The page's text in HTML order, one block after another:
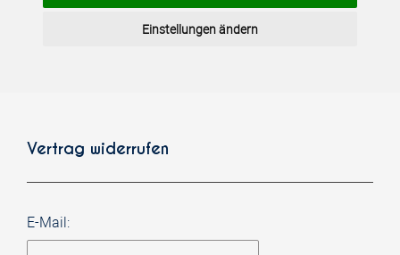
Einstellungen ändern
Vertrag widerrufen
E-Mail: